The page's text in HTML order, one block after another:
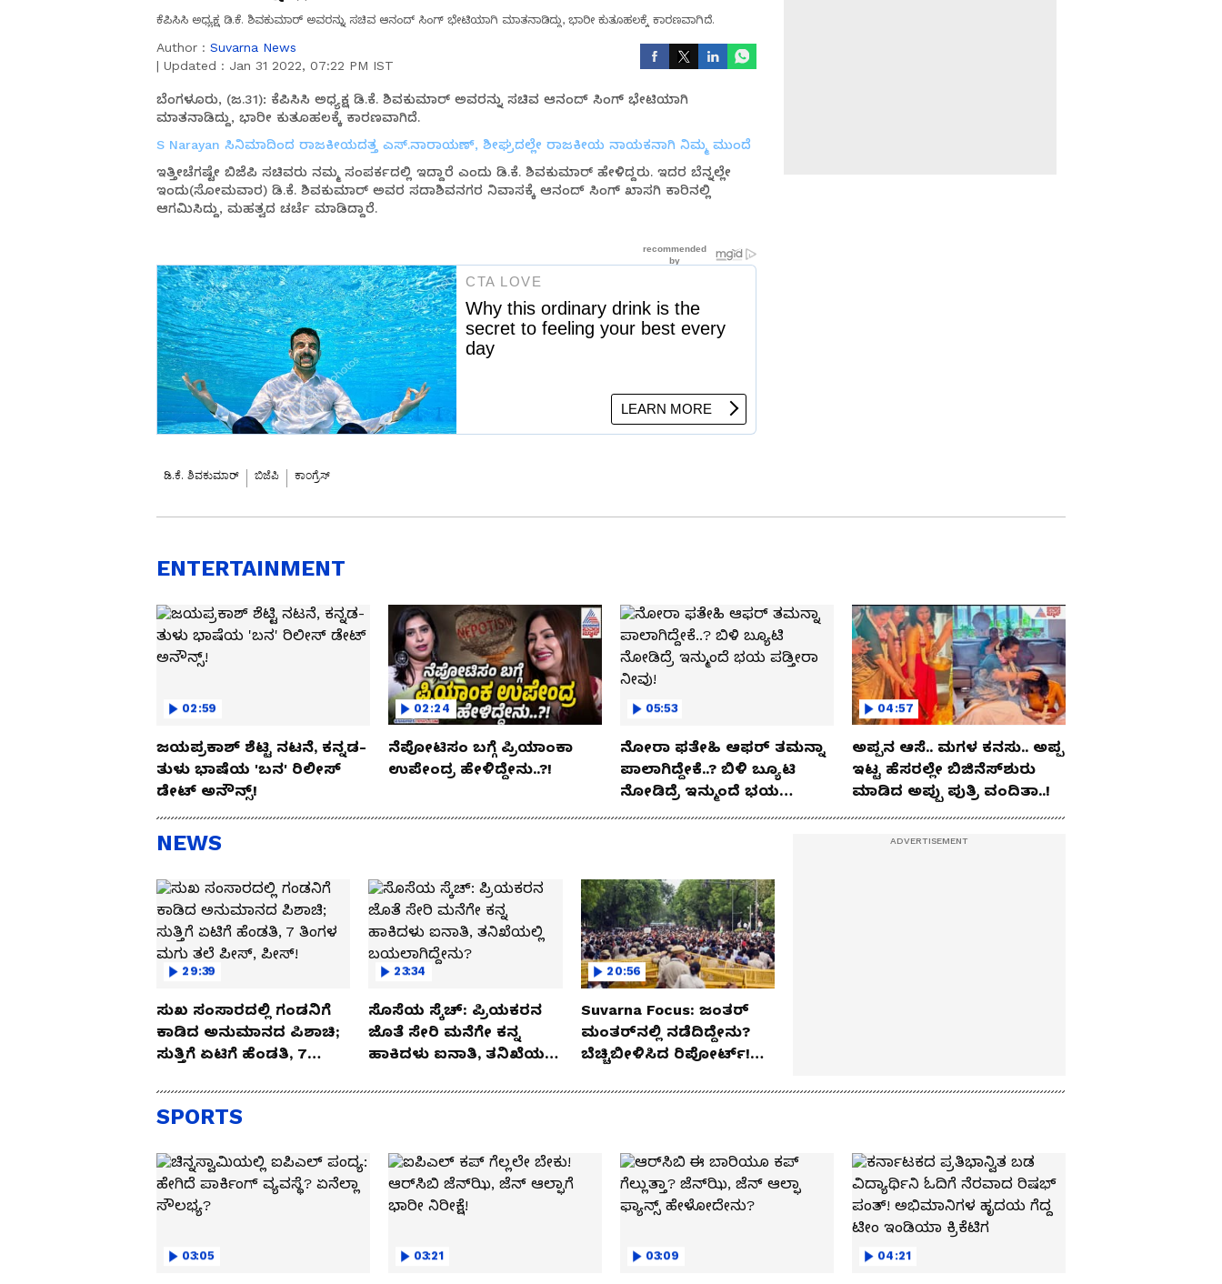
ಕೆಪಿಸಿಸಿ ಅಧ್ಯಕ್ಷ ಡಿ.ಕೆ. ಶಿವಕುಮಾರ್ ಅವರನ್ನು ಸಚಿವ ಆನಂದ್ ಸಿಂಗ್ ಭೇಟಿಯಾಗಿ ಮಾತನಾಡಿದ್ದು, ಭಾರೀ ಕುತೂಹಲಕ್ಕೆ ಕಾರಣವಾಗಿದೆ.
Author : Suvarna News
| Updated : Jan 31 2022, 07:22 PM IST
ಬೆಂಗಳೂರು, (ಜ.31): ಕೆಪಿಸಿಸಿ ಅಧ್ಯಕ್ಷ ಡಿ.ಕೆ. ಶಿವಕುಮಾರ್ ಅವರನ್ನು ಸಚಿವ ಆನಂದ್ ಸಿಂಗ್ ಭೇಟಿಯಾಗಿ
ಮಾತನಾಡಿದ್ದು, ಭಾರೀ ಕುತೂಹಲಕ್ಕೆ ಕಾರಣವಾಗಿದೆ.
S Narayan ಸಿನಿಮಾದಿಂದ ರಾಜಕೀಯದತ್ತ ಎಸ್.ನಾರಾಯಣ್, ಶೀಘ್ರದಲ್ಲೇ ರಾಜಕೀಯ ನಾಯಕನಾಗಿ ನಿಮ್ಮ ಮುಂದೆ
ಇತ್ತೀಚೆಗಷ್ಟೇ ಬಿಜೆಪಿ ಸಚಿವರು ನಮ್ಮ ಸಂಪರ್ಕದಲ್ಲಿ ಇದ್ದಾರೆ ಎಂದು ಡಿ.ಕೆ. ಶಿವಕುಮಾರ್ ಹೇಳಿದ್ದರು. ಇದರ ಬೆನ್ನಲ್ಲೇ
ಇಂದು(ಸೋಮವಾರ) ಡಿ.ಕೆ. ಶಿವಕುಮಾರ್ ಅವರ ಸದಾಶಿವನಗರ ನಿವಾಸಕ್ಕೆ ಆನಂದ್ ಸಿಂಗ್ ಖಾಸಗಿ ಕಾರಿನಲ್ಲಿ
ಆಗಮಿಸಿದ್ದು, ಮಹತ್ವದ ಚರ್ಚೆ ಮಾಡಿದ್ದಾರೆ.
ಡಿ.ಕೆ. ಶಿವಕುಮಾರ್ ಬಿಜೆಪಿ ಕಾಂಗ್ರೆಸ್
ENTERTAINMENT
02:59
ಜಯಪ್ರಕಾಶ್ ಶೆಟ್ಟಿ ನಟನೆ, ಕನ್ನಡ-
ತುಳು ಭಾಷೆಯ 'ಬನ' ರಿಲೀಸ್
ಡೇಟ್ ಅನೌನ್ಸ್!
02:24
ನೆಪೋಟಿಸಂ ಬಗ್ಗೆ ಪ್ರಿಯಾಂಕಾ
ಉಪೇಂದ್ರ ಹೇಳಿದ್ದೇನು..?!
05:53
ನೋರಾ ಫತೇಹಿ ಆಫರ್​ ತಮನ್ನಾ
ಪಾಲಾಗಿದ್ದೇಕೆ..? ಬಿಳಿ ಬ್ಯೂಟಿ
ನೋಡಿದ್ರೆ ಇನ್ಮುಂದೆ ಭಯ
04:57
ಅಪ್ಪನ ಆಸೆ.. ಮಗಳ ಕನಸು.. ಅಪ್ಪ
ಇಟ್ಟ ಹೆಸರಲ್ಲೇ ಬಿಜಿನೆಸ್​ಶುರು
ಮಾಡಿದ ಅಪ್ಪು ಪುತ್ರಿ ವಂದಿತಾ..!
NEWS
29:39
ಸುಖ ಸಂಸಾರದಲ್ಲಿ ಗಂಡನಿಗೆ
ಕಾಡಿದ ಅನುಮಾನದ ಪಿಶಾಚಿ;
ಸುತ್ತಿಗೆ ಏಟಿಗೆ ಹೆಂಡತಿ, 7
ಪೀಸ್!
23:34
ಸೊಸೆಯ ಸ್ಕೆಚ್: ಪ್ರಿಯಕರನ
ಜೊತೆ ಸೇರಿ ಮನೆಗೇ ಕನ್ನ
ಹಾಕಿದಳು ಐನಾತಿ, ತನಿಖೆಯಲ್ಲಿ
20:56
Suvarna Focus: ಜಂತರ್
ಮಂತರ್‌ನಲ್ಲಿ ನಡೆದಿದ್ದೇನು?
ಬೆಚ್ಚಿಬೀಳಿಸಿದ ರಿಪೋರ್ಟ್!
ಸೀಕ್ರೆಟ್?
SPORTS
03:05 03:21 03:09 04:21